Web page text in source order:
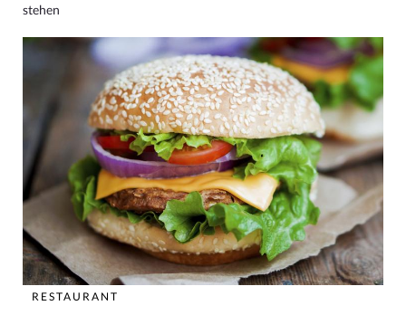
stehen
RESTAURANT